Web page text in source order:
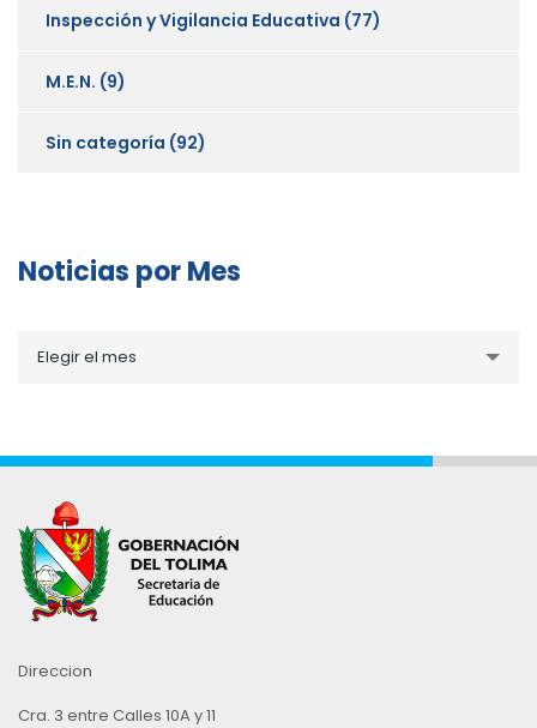
Inspección y Vigilancia Educativa (77)
M.E.N. (9)
Sin categoría (92)
Noticias por Mes
porElegir el mes
Direccion
Cra. 3 entre Calles 10A y 11